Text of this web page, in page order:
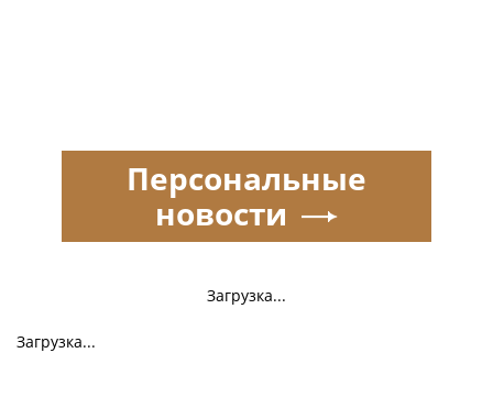
Загрузка...
Загрузка...
Персональные
новости